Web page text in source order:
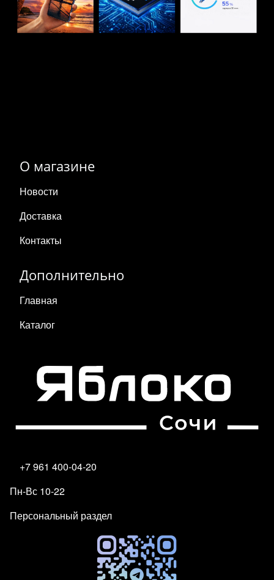
О магазине
Новости
Доставка
Контакты
Дополнительно
Главная
Каталог
+7 961 400-04-20
Пн-Вс 10-22
Персональный раздел